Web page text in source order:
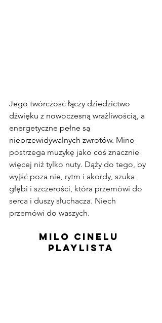
Jego twórczość łączy dziedzictwo
dźwięku z nowoczesną wrażliwością, a
energetyczne pełne są
nieprzewidywalnych zwrotów. Mino
postrzega muzykę jako coś znacznie
więcej niż tylko nuty. Dąży do tego, by
wyjść poza nie, rytm i akordy, szuka
głębi i szczerości, która przemówi do
serca i duszy słuchacza. Niech
przemówi do waszych.
Milo Cinelu
Playlista